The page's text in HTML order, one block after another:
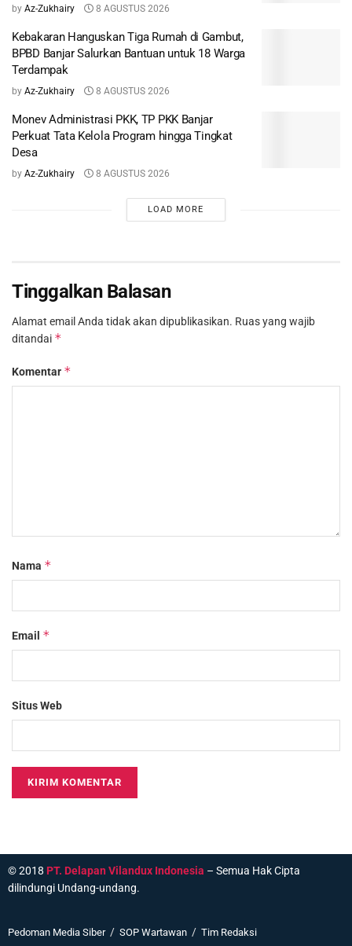
by Az-Zukhairy 8 AGUSTUS 2026
Kebakaran Hanguskan Tiga Rumah di Gambut,
BPBD Banjar Salurkan Bantuan untuk 18 Warga
Terdampak
by Az-Zukhairy 8 AGUSTUS 2026
Monev Administrasi PKK, TP PKK Banjar
Perkuat Tata Kelola Program hingga Tingkat
Desa
by Az-Zukhairy 8 AGUSTUS 2026
LOAD MORE
Tinggalkan Balasan
Alamat email Anda tidak akan dipublikasikan. Ruas yang wajib
ditandai *
Komentar *
Nama *
Email *
Situs Web
© 2018 PT. Delapan Vilandux Indonesia – Semua Hak Cipta
dilindungi Undang-undang.
Pedoman Media Siber SOP Wartawan Tim Redaksi